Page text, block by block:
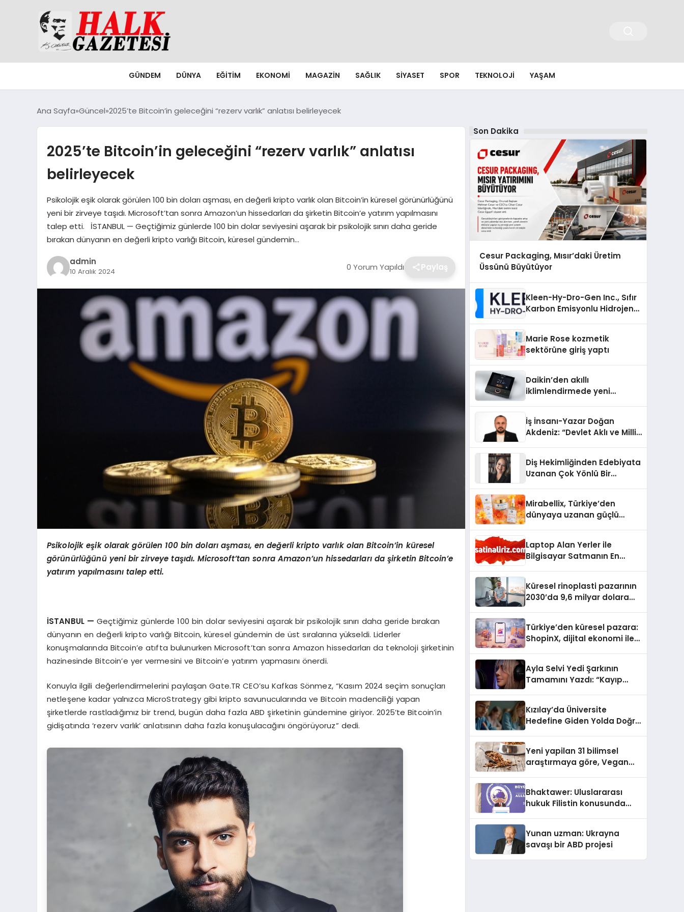
GÜNDEM DÜNYA EĞITIM EKONOMI MAGAZIN SAĞLIK SIYASET SPOR TEKNOLOJI YAŞAM
Ana Sayfa Güncel 2025’te Bitcoin’in geleceğini “rezerv varlık” anlatısı belirleyecek
2025’te Bitcoin’in geleceğini “rezerv varlık” anlatısı
belirleyecek
Psikolojik eşik olarak görülen 100 bin doları aşması, en değerli kripto varlık olan Bitcoin’in küresel görünürlüğünü
yeni bir zirveye taşıdı. Microsoft’tan sonra Amazon’un hissedarları da şirketin Bitcoin’e yatırım yapılmasını
talep etti. İSTANBUL — Geçtiğimiz günlerde 100 bin dolar seviyesini aşarak bir psikolojik sınırı daha geride
bırakan dünyanın en değerli kripto varlığı Bitcoin, küresel gündemin…
admin
10 Aralık 2024 0 Yorum Yapıldı Paylaş
Psikolojik eşik olarak görülen 100 bin doları aşması, en değerli kripto varlık olan Bitcoin’in küresel
görünürlüğünü yeni bir zirveye taşıdı. Microsoft’tan sonra Amazon’un hissedarları daşirketin Bitcoin’e
yatırım yapılmasını talep etti.
İSTANBUL — Geçtiğimiz günlerde 100 bin dolar seviyesini aşarak bir psikolojik sınırı daha geride bırakan
dünyanın en değerli kripto varlığı Bitcoin, küresel gündemin de üst sıralarına yükseldi. Liderler
konuşmalarında Bitcoin’e atıfta bulunurken Microsoft’tan sonra Amazon hissedarları da teknoloji şirketinin
hazinesinde Bitcoin’e yer vermesini ve Bitcoin’e yatırım yapmasını önerdi.
Konuyla ilgili değerlendirmelerini paylaşan Gate.TR CEO’su Kafkas Sönmez, “Kasım 2024 seçim sonuçları
netleşene kadar yalnızca MicroStrategy gibi kripto savunucularında ve Bitcoin madenciliği yapan
şirketlerde rastladığımız bir trend, bugün daha fazla ABD şirketinin gündemine giriyor. 2025’te Bitcoin’in
gidişatında ‘rezerv varlık’ anlatısının daha fazla konuşulacağını öngörüyoruz” dedi.
Son Dakika
Cesur Packaging, Mısır’daki Üretim
Üssünü Büyütüyor
Kleen-Hy-Dro-Gen Inc., Sıfır
Karbon Emisyonlu Hidrojen
Aldı
Marie Rose kozmetik
sektörüne giriş yaptı
Daikin’den akıllı
iklimlendirmede yeni
İş İnsanı-Yazar Doğan
Akdeniz: “Devlet Aklı ve Milli
Diş Hekimliğinden Edebiyata
Uzanan Çok Yönlü Bir
Mirabellix, Türkiye’den
dünyaya uzanan güçlü
Laptop Alan Yerler ile
Bilgisayar Satmanın En
Küresel rinoplasti pazarının
2030’da 9,6 milyar dolara
Türkiye’den küresel pazara:
ShopinX, dijital ekonomi ile
Ayla Selvi Yedi Şarkının
Tamamını Yazdı: “Kayıp
Kızılay’da Üniversite
Hedefine Giden Yolda Doğru
Yeni yapilan 31 bilimsel
araştırmaya göre, Vegan
Sindirildiğini Ortaya Koydu
Bhaktawer: Uluslararası
hukuk Filistin konusunda
Yunan uzman: Ukrayna
savaşı bir ABD projesi